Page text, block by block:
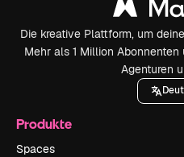
Die kreative Plattform, um
Mehr als 1 Million
Agenturen
Produkte
Spaces